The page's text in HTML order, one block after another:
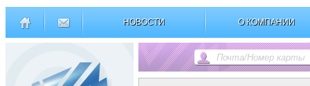
НОВОСТИ О КОМПАНИИ